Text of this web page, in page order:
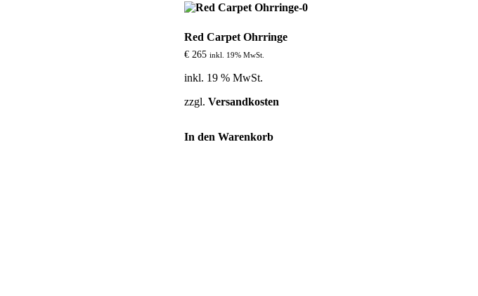
auf.
Optionen
Red Carpet Ohrringe
€265 inkl. 19% MwSt.
inkl. 19 % MwSt.
zzgl. Versandkosten
In den Warenkorb